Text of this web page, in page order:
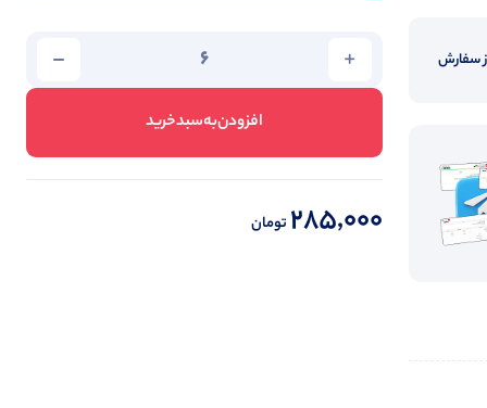
سفارش
افزودن‌به‌سبد‌خرید
285,000 تومان